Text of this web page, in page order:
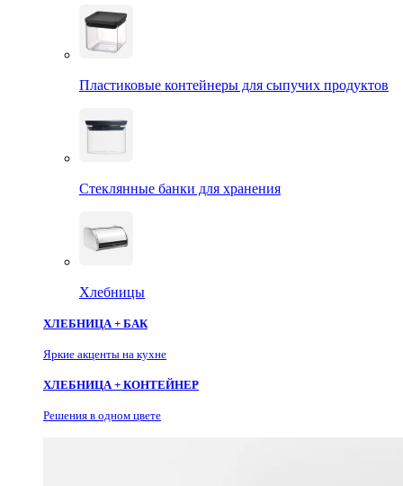
Пластиковые контейнеры для сыпучих продуктов
Стеклянные банки для хранения
Хлебницы
ХЛЕБНИЦА + БАК
Яркие акценты на кухне
ХЛЕБНИЦА + КОНТЕЙНЕР
Решения в одном цвете